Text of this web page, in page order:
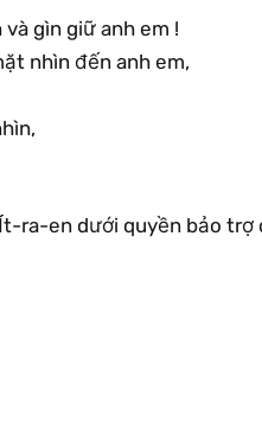
gìn giữ anh em !
nhìn đến anh em,
ra-en dưới quyền bảo trợ